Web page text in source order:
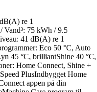
re 1
Vand³: 75 kWh / 9.5
41 dB(A) re 1
Eco 50 °C, Auto
45 °C, brilliantShine 40 °C,
Home Connect, Shine +
PlusIndbygget Home
appen på din